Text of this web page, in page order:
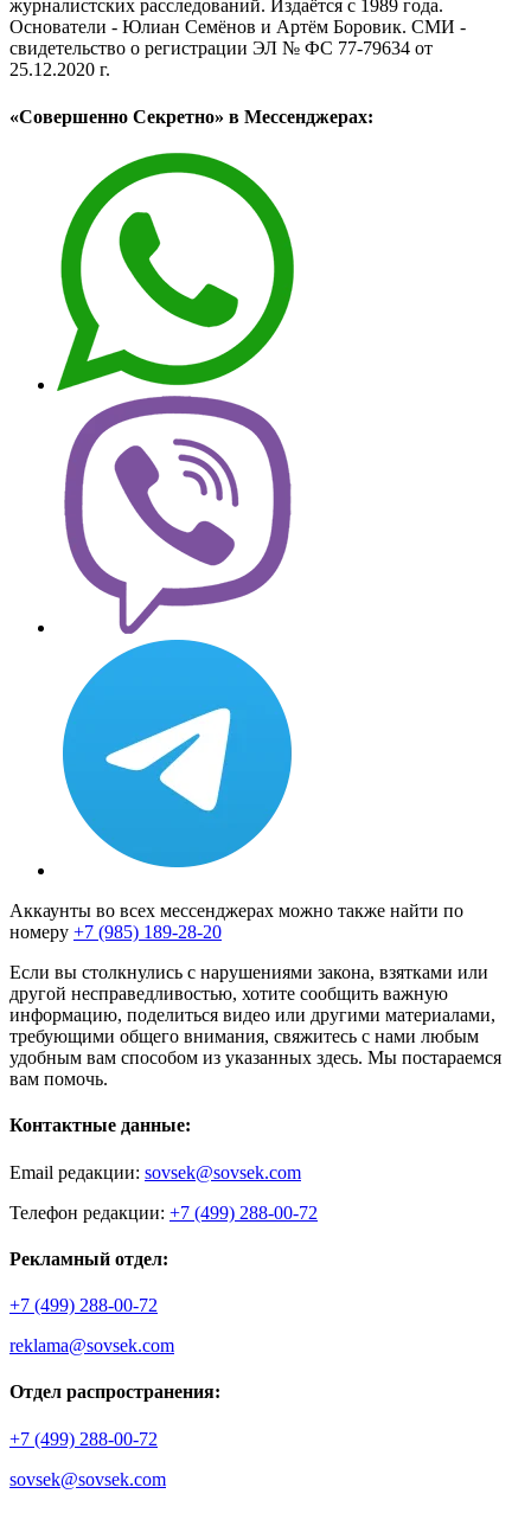
журналистских расследований. Издаётся с 1989 года.
Основатели - Юлиан Семёнов и Артём Боровик. CМИ -
свидетельство о регистрации ЭЛ № ФС 77-79634 от
25.12.2020 г.
«Совершенно Секретно» в Мессенджерах:
Аккаунты во всех мессенджерах можно также найти по
номеру +7 (985) 189-28-20
Если вы столкнулись с нарушениями закона, взятками или
другой несправедливостью, хотите сообщить важную
информацию, поделиться видео или другими материалами,
требующими общего внимания, свяжитесь с нами любым
удобным вам способом из указанных здесь. Мы постараемся
вам помочь.
Контактные данные:
Email редакции: sovsek@sovsek.com
Телефон редакции: +7 (499) 288-00-72
Рекламный отдел:
+7 (499) 288-00-72
reklama@sovsek.com
Отдел распространения:
+7 (499) 288-00-72
sovsek@sovsek.com